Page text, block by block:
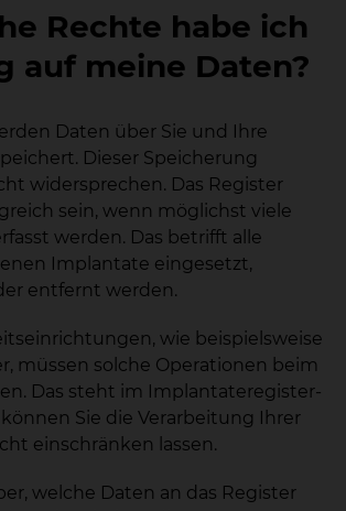
Rechte habe ich
auf meine Daten?
Daten über Sie und Ihre
Dieser Speicherung
widersprechen. Das Register
sein, wenn möglichst viele
werden. Das betrifft alle
Implantate eingesetzt,
entfernt werden.
wie beispielsweise
müssen solche Operationen beim
Das steht im Implantateregister-
können Sie die Verarbeitung Ihrer
einschränken lassen.
welche Daten an das Register